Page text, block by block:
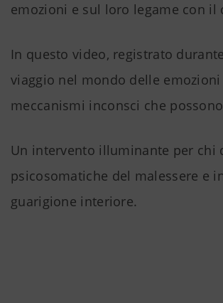
emozioni e sul loro legame con il
In questo video, registrato
viaggio nel mondo delle
meccanismi inconsci che
Un intervento illuminante per chi
psicosomatiche del malessere e
guarigione interiore.